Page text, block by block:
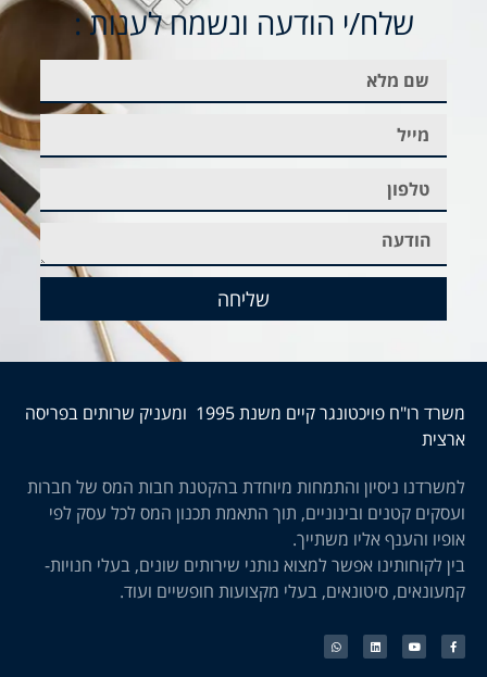
שלח/י הודעה ונשמח לענות :
שליחה
משרד רו"ח פויכטונגר קיים משנת 1995 ומעניק שרותים בפריסה
ארצית
למשרדנו ניסיון והתמחות מיוחדת בהקטנת חבות המס של חברות
ועסקים קטנים ובינוניים, תוך התאמת תכנון המס לכל עסק לפי
אופיו והענף אליו משתייך.
בין לקוחותינו אפשר למצוא נותני שירותים שונים, בעלי חנויות-
קמעונאים, סיטונאים, בעלי מקצועות חופשיים ועוד.